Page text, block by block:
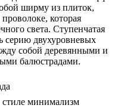
ширму из плиток,
которая
света. Ступенчатая
серию двухуровневых
собой деревянными и
балюстрадами.